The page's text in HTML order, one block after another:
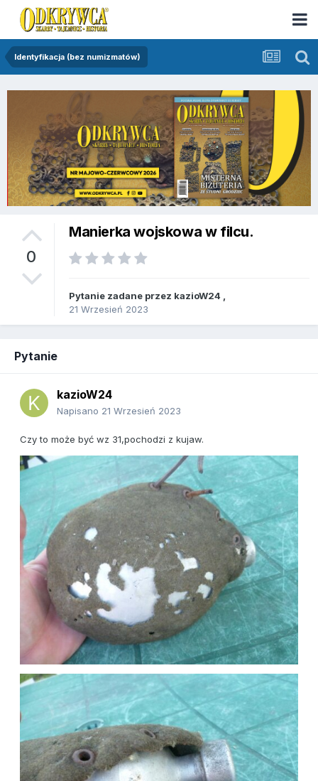
Identyfikacja (bez numizmatów)
0
Manierka wojskowa w filcu.
Pytanie zadane przez kazioW24
21 Wrzesień 2023
Pytanie
kazioW24
Napisano 21 Wrzesień 2023
Czy to może być wz 31,pochodzi z kujaw.